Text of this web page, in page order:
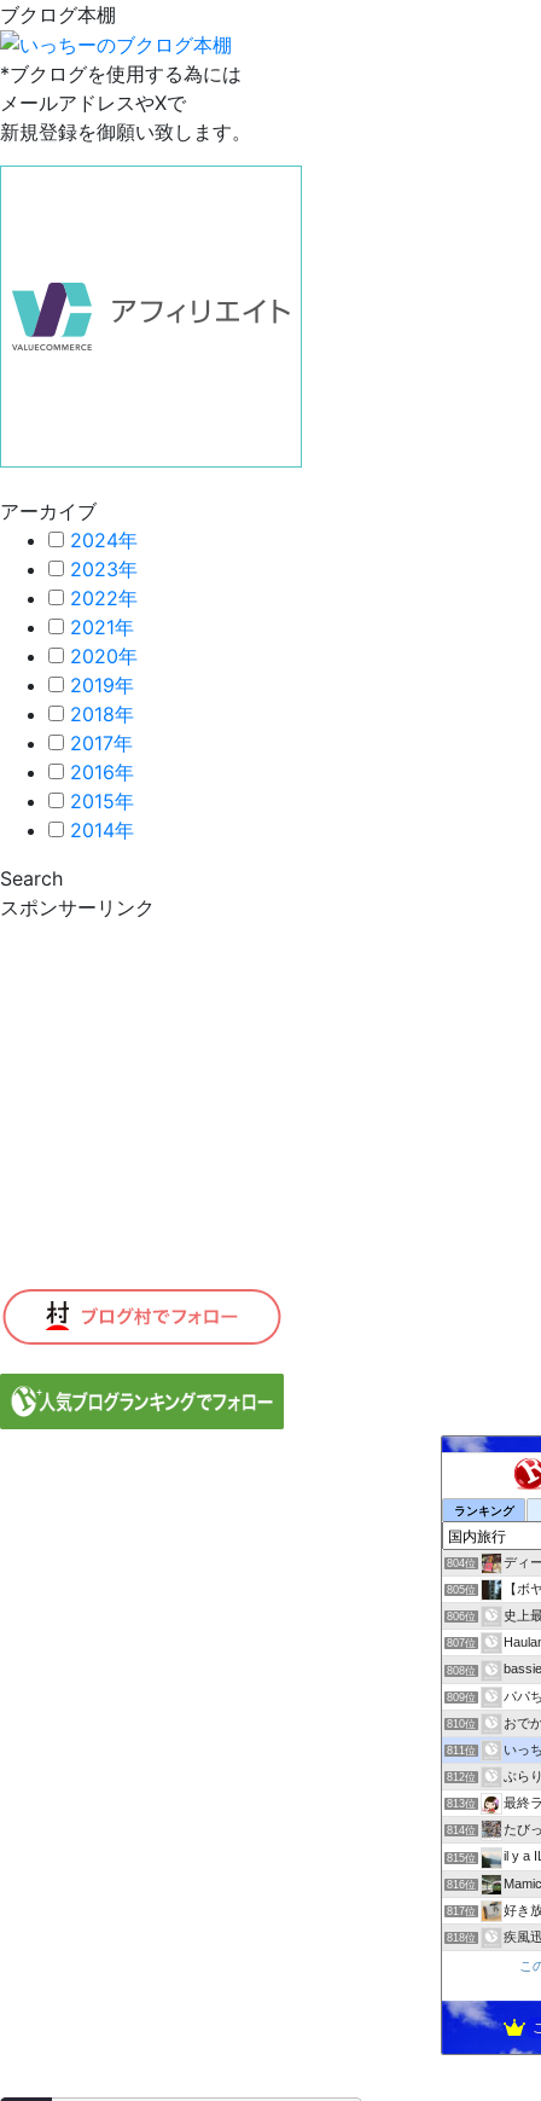
ブクログ本棚
*ブクログを使用する為には
メールアドレスやXで
新規登録を御願い致します。
アーカイブ
2024年
2023年
2022年
2021年
2020年
2019年
2018年
2017年
2016年
2015年
2014年
Search
スポンサーリンク
ランキング
804位 ディ
805位 【ボ
806位 史上最
807位
808位
809位 パパ
810位 おで
811位 いっ
812位 ぶら
813位 最終
814位 たび
815位 il y a
816位
817位 好き
818位 疾風
こ